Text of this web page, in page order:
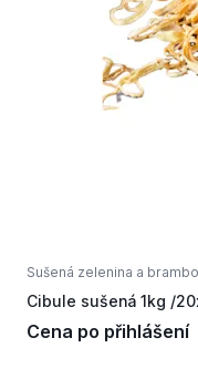
Sušená zelenina a
Cibule sušená 1kg /
Cena po přihlášení